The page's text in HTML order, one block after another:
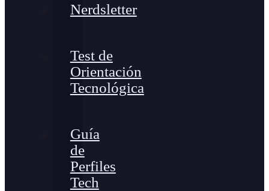
Nerdsletter
Test de
Orientación
Tecnológica
Guía
de
Perfiles
Tech